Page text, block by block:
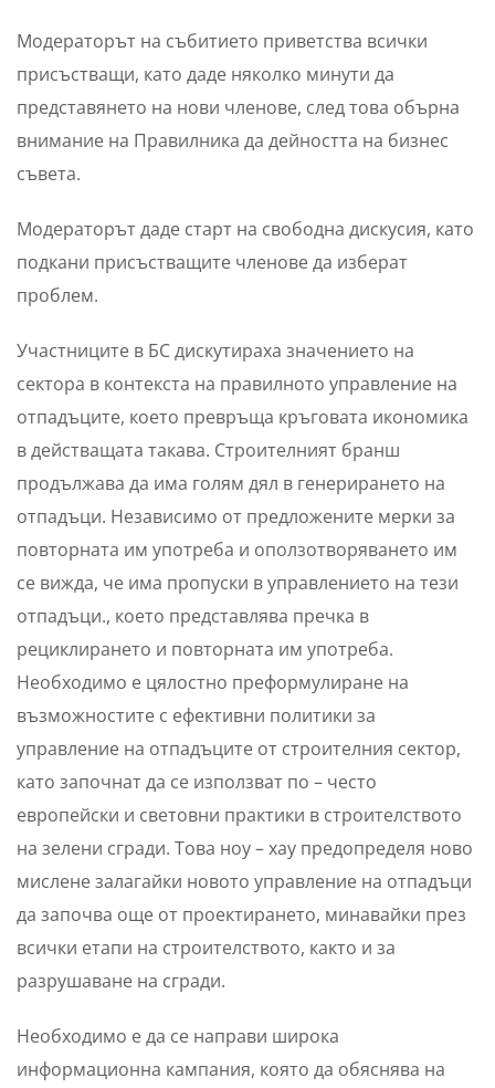
Модераторът на събитието приветства всички
присъстващи, като даде няколко минути да
представянето на нови членове, след това обърна
внимание на Правилника да дейността на бизнес
съвета.
Модераторът даде старт на свободна дискусия, като
подкани присъстващите членове да изберат
проблем.
Участниците в БС дискутираха значението на
сектора в контекста на правилното управление на
отпадъците, което превръща кръговата икономика
в действащата такава. Строителният бранш
продължава да има голям дял в генерирането на
отпадъци. Независимо от предложените мерки за
повторната им употреба и оползотворяването им
се вижда, че има пропуски в управлението на тези
отпадъци., което представлява пречка в
рециклирането и повторната им употреба.
Необходимо е цялостно преформулиране на
възможностите с ефективни политики за
управление на отпадъците от строителния сектор,
като започнат да се използват по – често
европейски и световни практики в строителството
на зелени сгради. Това ноу – хау предопределя ново
мислене залагайки новото управление на отпадъци
да започва още от проектирането, минавайки през
всички етапи на строителството, както и за
разрушаване на сгради.
Необходимо е да се направи широка
информационна кампания, която да обяснява на